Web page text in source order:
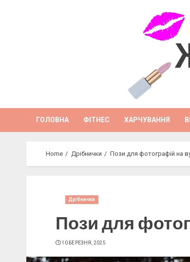
ГОЛОВНА ФІТНЕС ХАРЧУВАННЯ
Home Дрібнички Пози для фотографій на
Дрібнички
Пози для
10 БЕРЕЗНЯ, 2025